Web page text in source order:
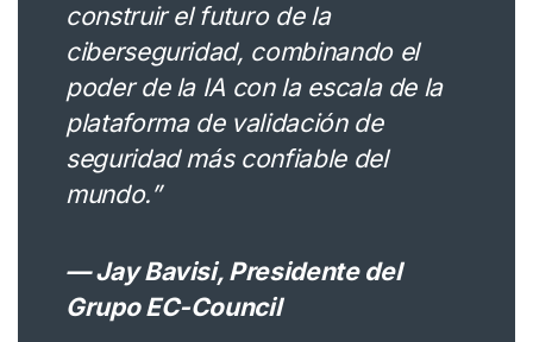
construir el futuro de la
ciberseguridad, combinando el
poder de la IA con la escala de la
plataforma de validación de
seguridad más confiable del
mundo.”
— Jay Bavisi, Presidente del
Grupo EC-Council